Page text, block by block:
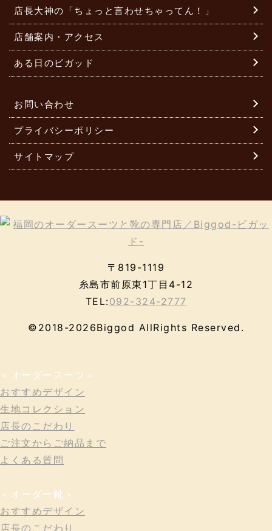
店長大神の「ちょっと言わせちゃってん！」
店舗案内・アクセス
ある日のビガッド
お問い合わせ
プライバシーポリシー
サイトマップ
〒819-1119
糸島市前原東1丁目4-12
TEL:092-324-2777
©2018-2026Biggod AllRights Reserved.
＜オーダースーツ＞
おすすめデザイン
生地コレクション
店長のこだわり
ご注文からご納品まで
よくある質問
＜オーダー靴＞
おすすめデザイン
店長のこだわり